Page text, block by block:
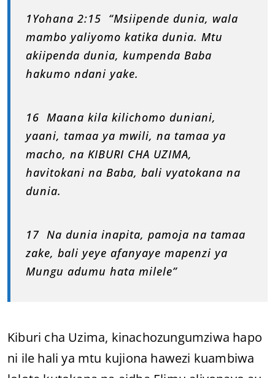
1Yohana 2:15 “Msiipende dunia, wala
mambo yaliyomo katika dunia. Mtu
akiipenda dunia, kumpenda Baba
hakumo ndani yake.
16 Maana kila kilichomo duniani,
yaani, tamaa ya mwili, na tamaa ya
macho, na KIBURI CHA UZIMA,
havitokani na Baba, bali vyatokana na
dunia.
17 Na dunia inapita, pamoja na tamaa
zake, bali yeye afanyaye mapenzi ya
Mungu adumu hata milele”
Kiburi cha Uzima, kinachozungumziwa hapo
ni ile hali ya mtu kujiona hawezi kuambiwa